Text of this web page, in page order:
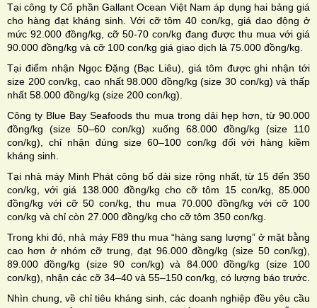
Tại công ty Cổ phần Gallant Ocean Việt Nam áp dụng hai bảng giá
cho hàng đạt kháng sinh. Với cỡ tôm 40 con/kg, giá dao động ở
mức 92.000 đồng/kg, cỡ 50-70 con/kg đang được thu mua với giá
90.000 đồng/kg và cỡ 100 con/kg giá giao dịch là 75.000 đồng/kg.
Tại điểm nhận Ngọc Đặng (Bạc Liêu), giá tôm được ghi nhận tới
size 200 con/kg, cao nhất 98.000 đồng/kg (size 30 con/kg) và thấp
nhất 58.000 đồng/kg (size 200 con/kg).
Công ty Blue Bay Seafoods thu mua trong dải hẹp hơn, từ 90.000
đồng/kg (size 50–60 con/kg) xuống 68.000 đồng/kg (size 110
con/kg), chỉ nhận đúng size 60–100 con/kg đối với hàng kiềm
kháng sinh.
Tại nhà máy Minh Phát công bố dải size rộng nhất, từ 15 đến 350
con/kg, với giá 138.000 đồng/kg cho cỡ tôm 15 con/kg, 85.000
đồng/kg với cỡ 50 con/kg, thu mua 70.000 đồng/kg với cỡ 100
con/kg và chỉ còn 27.000 đồng/kg cho cỡ tôm 350 con/kg.
Trong khi đó, nhà máy F89 thu mua “hàng sang lượng” ở mặt bằng
cao hơn ở nhóm cỡ trung, đạt 96.000 đồng/kg (size 50 con/kg),
89.000 đồng/kg (size 90 con/kg) và 84.000 đồng/kg (size 100
con/kg), nhận các cỡ 34–40 và 55–150 con/kg, có lượng báo trước.
Nhìn chung, về chỉ tiêu kháng sinh, các doanh nghiệp đều yêu cầu